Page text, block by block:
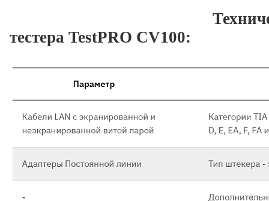
тестера TestPRO CV100: